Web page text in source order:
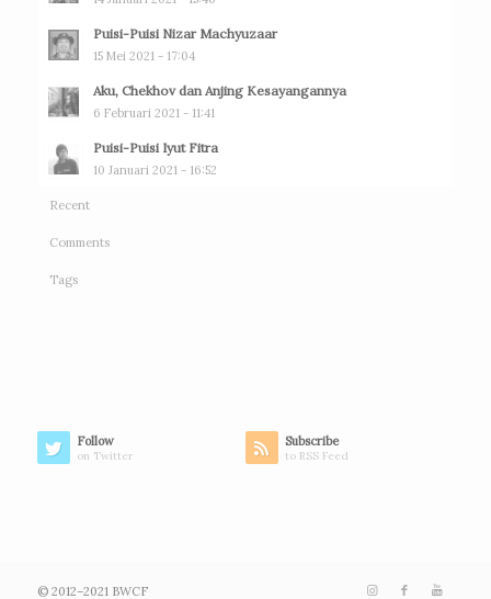
Puisi-Puisi Nizar Machyuzaar
15 Mei 2021 - 17:04
Aku, Chekhov dan Anjing Kesayangannya
6 Februari 2021 - 11:41
Puisi-Puisi Iyut Fitra
10 Januari 2021 - 16:52
Recent
Comments
Tags
Follow
on Twitter
Subscribe
to RSS Feed
© 2012–2021 BWCF